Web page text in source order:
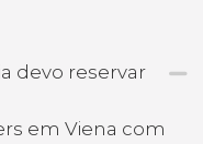
devo reservar
em Viena com